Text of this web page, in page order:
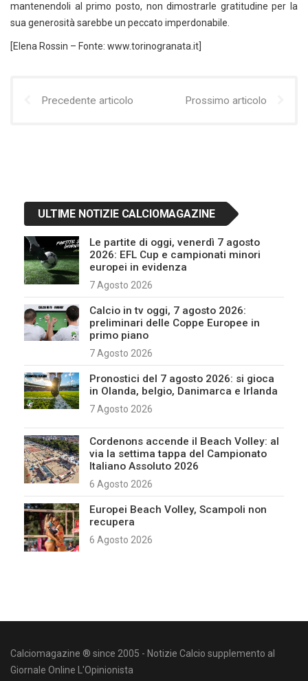
mantenendoli al primo posto, non dimostrarle gratitudine per la
sua generosità sarebbe un peccato imperdonabile.
[Elena Rossin – Fonte: www.torinogranata.it]
Precedente articolo Prossimo articolo
ULTIME NOTIZIE CALCIOMAGAZINE
Le partite di oggi, venerdì 7 agosto
2026: EFL Cup e campionati minori
europei in evidenza
7 Agosto 2026
Calcio in tv oggi, 7 agosto 2026:
preliminari delle Coppe Europee in
primo piano
7 Agosto 2026
Pronostici del 7 agosto 2026: si gioca
in Olanda, belgio, Danimarca e Irlanda
7 Agosto 2026
Cordenons accende il Beach Volley: al
via la settima tappa del Campionato
Italiano Assoluto 2026
6 Agosto 2026
Europei Beach Volley, Scampoli non
recupera
6 Agosto 2026
Calciomagazine ® since 2005 - Notizie Calcio supplemento al
Giornale Online L'Opinionista